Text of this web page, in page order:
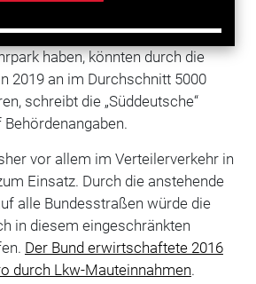
Transportunternehmen, die bereits
haben, könnten durch die
2019 an im Durchschnitt 5000
schreibt die „Süddeutsche“
vor allem im Verteilerverkehr in
Einsatz. Durch die anstehende
alle Bundesstraßen würde die
in diesem eingeschränkten
Der Bund erwirtschaftete 2016
durch Lkw-Mauteinnahmen.